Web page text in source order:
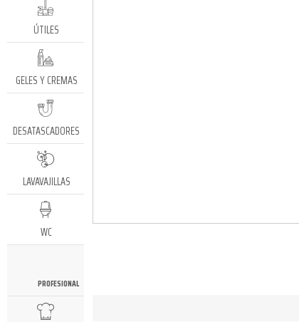
ÚTILES
GELES Y CREMAS
DESATASCADORES
LAVAVAJILLAS
WC
PROFESIONAL